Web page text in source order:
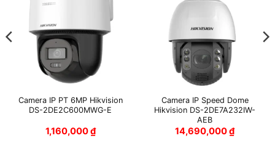
Camera IP PT 6MP Hikvision
DS-2DE2C600MWG-E
1,160,000₫
Camera IP Speed Dome
Hikvision DS-2DE7A232IW-
AEB
14,690,000₫